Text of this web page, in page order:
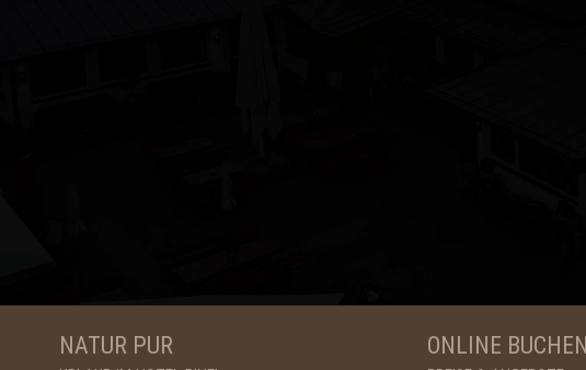
NATUR PUR ONLINE BUCHEN